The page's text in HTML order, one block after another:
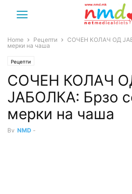
Home Рецепти
СОЧЕН КОЛАЧ ОД
мерки на чаша
Рецепти
СОЧЕН КОЛАЧ
ЈАБОЛКА: Брзо
мерки на чаша
By NMD -